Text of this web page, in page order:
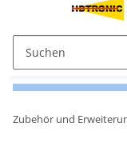
Zubehör und